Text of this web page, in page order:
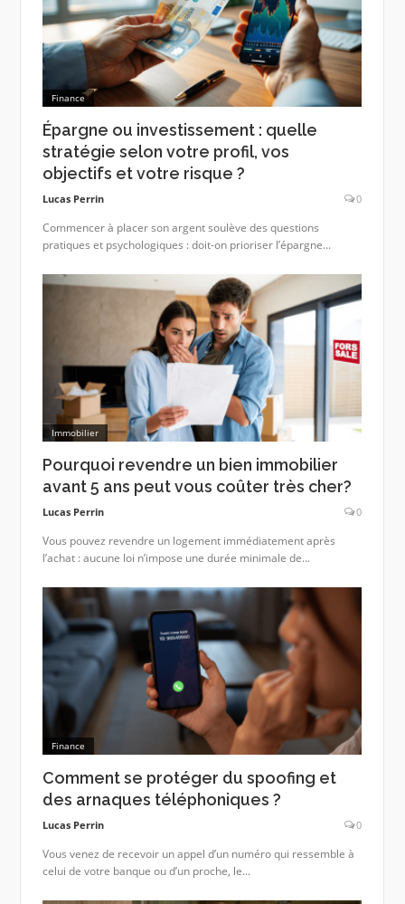
Finance
Épargne ou investissement : quelle
stratégie selon votre profil, vos
objectifs et votre risque ?
Lucas Perrin 0
Commencer à placer son argent soulève des questions
pratiques et psychologiques : doit-on prioriser l’épargne...
Immobilier
Pourquoi revendre un bien immobilier
avant 5 ans peut vous coûter très cher?
Lucas Perrin 0
Vous pouvez revendre un logement immédiatement après
l’achat : aucune loi n’impose une durée minimale de...
Finance
Comment se protéger du spoofing et
des arnaques téléphoniques ?
Lucas Perrin 0
Vous venez de recevoir un appel d’un numéro qui ressemble à
celui de votre banque ou d’un proche, le...